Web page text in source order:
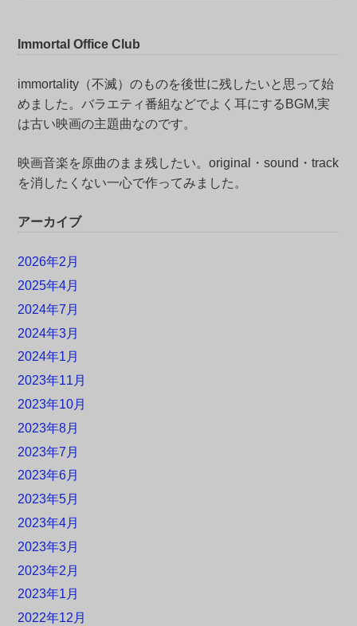
Immortal Office Club
immortality（不滅）のものを後世に残したいと思って始
めました。バラエティ番組などでよく耳にするBGM,実
は古い映画の主題曲なのです。
映画音楽を原曲のまま残したい。original・sound・track
を消したくない一心で作ってみました。
アーカイブ
2026年2月
2025年4月
2024年7月
2024年3月
2024年1月
2023年11月
2023年10月
2023年8月
2023年7月
2023年6月
2023年5月
2023年4月
2023年3月
2023年2月
2023年1月
2022年12月